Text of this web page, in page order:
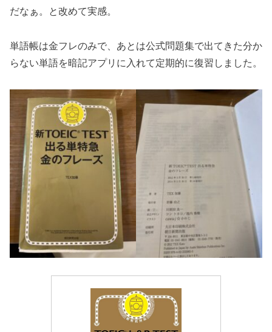
だなぁ。と改めて実感。
単語帳は金フレのみで、あとは公式問題集で出てきた分か
らない単語を暗記アプリに入れて定期的に復習しました。